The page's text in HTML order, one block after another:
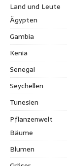
Land und Leute
Ägypten
Gambia
Kenia
Senegal
Seychellen
Tunesien
Pflanzenwelt
Bäume
Blumen